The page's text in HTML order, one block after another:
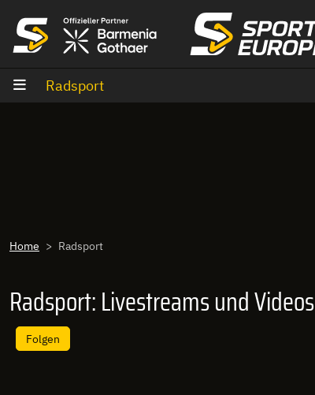
Radsport
Home Radsport
Radsport: Livestreams und Videos
Folgen